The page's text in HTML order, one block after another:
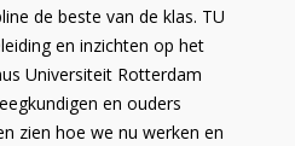
de beste van de klas. TU
en inzichten op het
Universiteit Rotterdam
en ouders
zien hoe we nu werken en